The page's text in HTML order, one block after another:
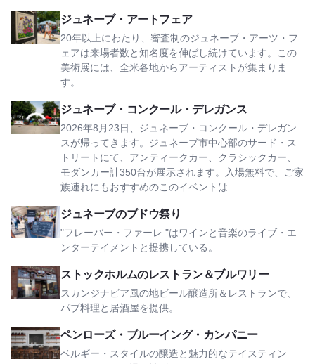
ジュネーブ・アートフェア
20年以上にわたり、審査制のジュネーブ・アーツ・フ
ェアは来場者数と知名度を伸ばし続けています。この
美術展には、全米各地からアーティストが集まりま
す。
ジュネーブ・アートフェアを見る
ジュネーブ・コンクール・デレガンス
2026年8月23日、ジュネーブ・コンクール・デレガン
スが帰ってきます。ジュネーブ市中心部のサード・ス
トリートにて、アンティークカー、クラシックカー、
モダンカー計350台が展示されます。入場無料で、ご家
族連れにもおすすめのこのイベントは…
ジュネーブ・コンクール・デレガンスを見る
ジュネーブのブドウ祭り
"フレーバー・ファーレ "はワインと音楽のライブ・エ
ンターテイメントと提携している。
ジュネーブのブドウ祭りを見る
ストックホルムのレストラン＆ブルワリー
スカンジナビア風の地ビール醸造所＆レストランで、
パブ料理と居酒屋を提供。
ストックホルム・レストラン＆ブルワリーを見る
ペンローズ・ブルーイング・カンパニー
ベルギー・スタイルの醸造と魅力的なテイスティン
ペンローズ・ブルーイング・カンパニーを見る